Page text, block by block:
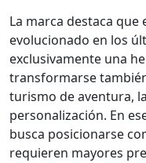
La marca destaca que
evolucionado en los
exclusivamente una
transformarse
turismo de aventura,
personalización. En
busca posicionarse
requieren mayores